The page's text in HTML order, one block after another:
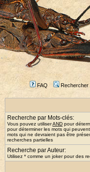
FAQ Rechercher
Recherche par Mots-clés:
Vous pouvez utiliserAND pour
pour déterminer les mots qui
mots qui ne devraient pas être
recherches partielles
Recherche par Auteur:
Utilisez * comme un joker pour des